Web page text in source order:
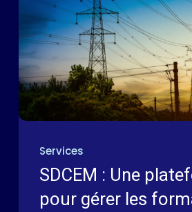
Services
SDCEM : Une
pour gérer les